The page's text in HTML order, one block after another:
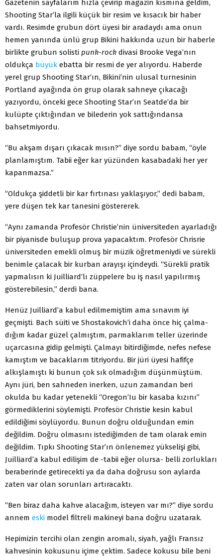
Gazetenin sayfalarım hızla çevirip magazin kısmına geldim,
Shooting Star’la ilgili küçük bir resim ve kısacık bir haber
vardı. Resimde grubun dört üyesi bir aradaydı ama onun
hemen yanında ünlü grup Bikini hakkında uzun bir haberle
birlikte grubun solisti punk-rock divasi Brooke Vega’nın
oldukça büyük ebatta bir resmi de yer alıyordu. Haberde
yerel grup Shooting Star’ın, Bikini’nin ulusal turnesinin
Portland ayağında ön grup olarak sahneye çıkacağı
yazıyordu, önceki gece Shooting Star’ın Seatde’da bir
kulüpte çıktığından ve bilederin yok sattığındansa
bahsetmiyordu.
“Bu akşam dışarı çıkacak mısın?” diye sordu babam, “öyle
planlamıştım. Tabii eğer kar yüzünden kasabadaki her yer
kapanmazsa.”
“Oldukça şiddetli bir kar fırtınası yaklaşıyor,” dedi babam,
yere düşen tek kar tanesini göstererek.
“Aynı zamanda Profesör Christie’nin üniversiteden ayarladığı
bir piyanisde buluşup prova yapacaktım. Profesör Chrisrie
üniversiteden emekli olmuş bir müzik öğretmeniydi ve sürekli
benimle çalacak bir kurban arayışı içindeydi. “Sürekli pratik
yapmalısın ki Juilliard’lı züppelere bu iş nasıl yapılırmış
gösterebilesin,” derdi bana.
Henüz Juilliard’a kabul edilmemiştim ama sınavım iyi
geçmişti. Bach süiti ve Shostakovich’i daha önce hiç çalma­
dığım kadar güzel çalmıştım, parmaklarım teller üzerinde
uçarcasına gidip gelmişti. Çalmayı bitirdiğimde, nefes nefese
kamıştım ve bacaklarım titriyordu. Bir jüri üyesi hafifçe
alkışlamıştı ki bunun çok sık olmadığım düşünmüştüm.
Aynı jüri, ben sahneden inerken, uzun zamandan beri
okulda bu kadar yetenekli “Oregon’Iu bir kasaba kızını”
görmediklerini söylemişti. Profesör Christie kesin kabul
edildiğimi söylüyordu. Bunun doğru olduğundan emin
değildim. Doğru olmasını istediğimden de tam olarak emin
değildim. Tıpkı Shooting Star’ın önlenemez yükselişi gibi,
Juilliard’a kabul edilişim de -tabii eğer olursa- belli zorlukları
beraberinde getirecekti ya da daha doğrusu son aylarda
zaten var olan sorunları artıracaktı.
“Ben biraz daha kahve alacağım, isteyen var mı?” diye sordu
annem eski model filtreli makineyi bana doğru uzatarak.
Hepimizin tercihi olan zengin aromalı, siyah, yağlı Fransız
kahvesinin kokusunu içime çektim. Sadece kokusu bile beni